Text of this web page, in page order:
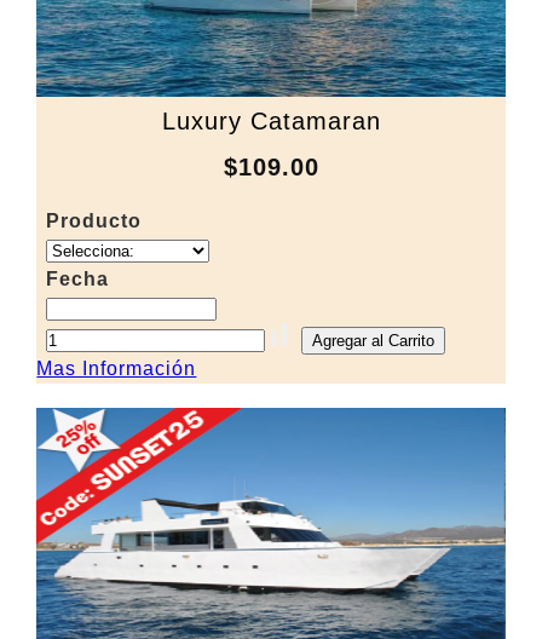
Luxury Catamaran
$109.00
Producto
Fecha
Mas Información